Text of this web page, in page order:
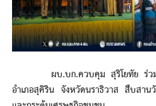
ผบ.บก.ควบคุม สุริโยทัย ร่วมง
อำเภอสุคิริน จังหวัดนราธิวาส สืบสา